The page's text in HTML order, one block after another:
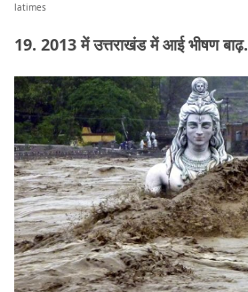
latimes
19. 2013 में उत्तराखंड में आई भीषण बाढ़.